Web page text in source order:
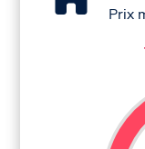
Prix